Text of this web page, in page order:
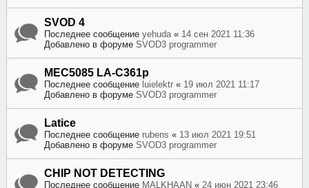
SVOD 4
Последнее сообщение yehuda « 14 сен 2021 11:36
Добавлено в форуме SVOD3 programmer
MEC5085 LA-C361p
Последнее сообщение luielektr « 19 июл 2021 11:17
Добавлено в форуме SVOD3 programmer
Latice
Последнее сообщение rubens « 13 июл 2021 19:51
Добавлено в форуме SVOD3 programmer
CHIP NOT DETECTING
Последнее сообщение MALKHAAN « 24 июн 2021 23:46